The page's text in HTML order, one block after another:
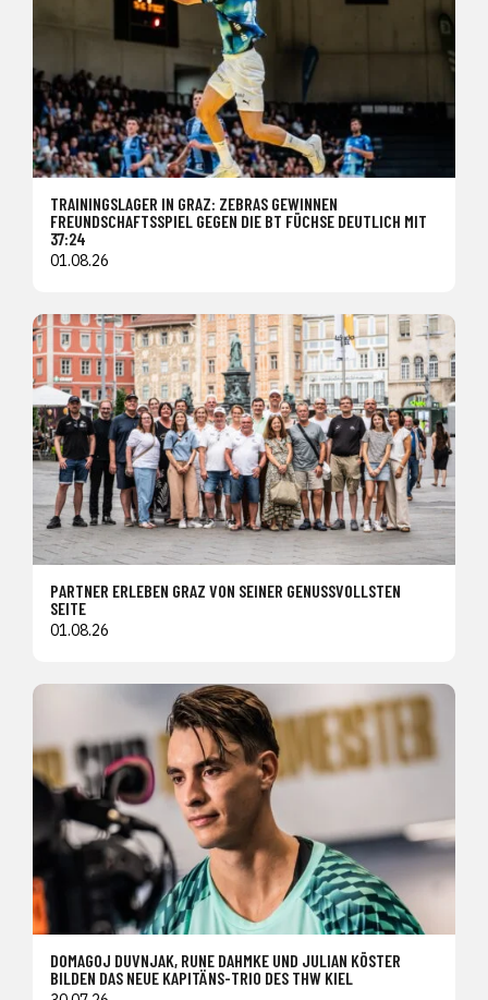
TRAININGSLAGER IN GRAZ: ZEBRAS GEWINNEN
FREUNDSCHAFTSSPIEL GEGEN DIE BT FÜCHSE DEUTLICH MIT
37:24
01.08.26
PARTNER ERLEBEN GRAZ VON SEINER GENUSSVOLLSTEN
SEITE
01.08.26
DOMAGOJ DUVNJAK, RUNE DAHMKE UND JULIAN KÖSTER
BILDEN DAS NEUE KAPITÄNS-TRIO DES THW KIEL